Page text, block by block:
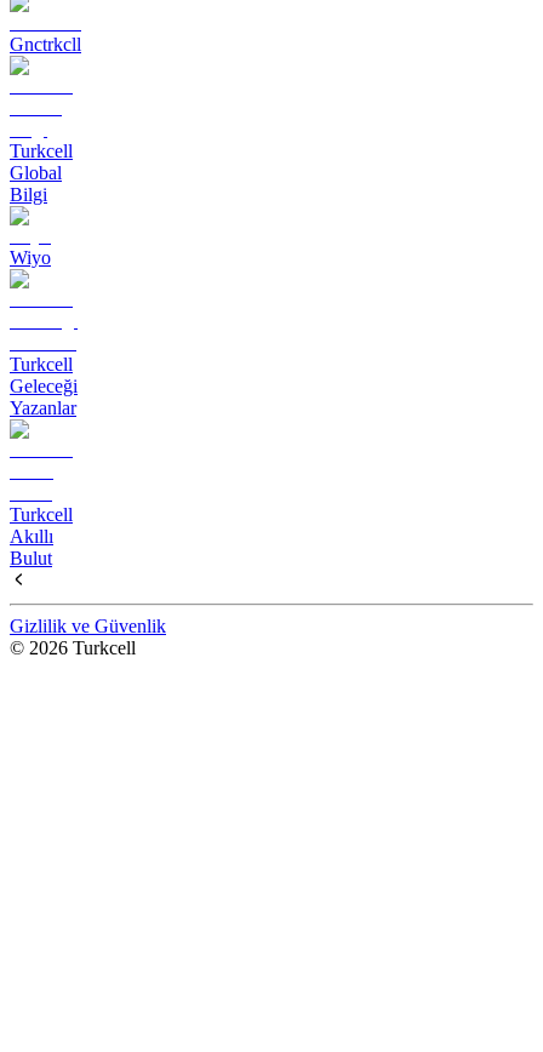
Gnctrkcll
Turkcell
Global
Bilgi
Wiyo
Turkcell
Geleceği
Yazanlar
Turkcell
Akıllı
Bulut
Gizlilik ve Güvenlik
© 2026 Turkcell